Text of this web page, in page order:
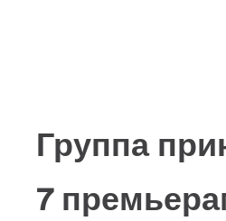
Группа
7